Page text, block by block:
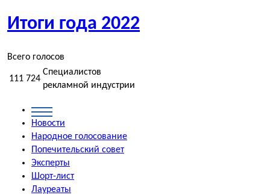
Итоги года 2022
Всего голосов
111 724
Специалистов
рекламной индустрии
Новости
Народное голосование
Попечительский совет
Эксперты
Шорт-лист
Лауреаты